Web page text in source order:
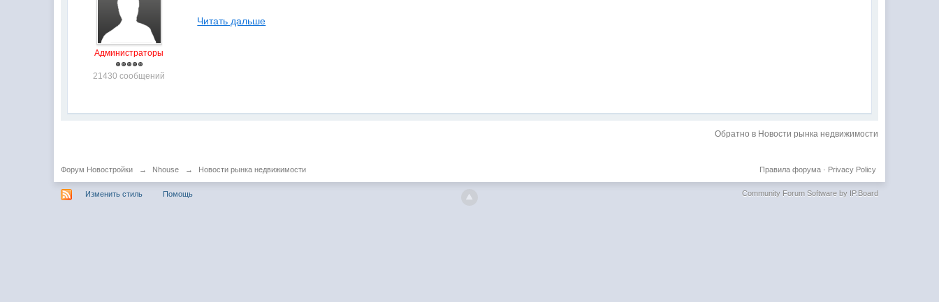
Администраторы
21430 сообщений
Читать дальше
Обратно в Новости рынка недвижимости
Форум Новостройки → Nhouse → Новости рынка недвижимости Privacy Policy
Правила форума·
Изменить стиль Помощь Community Forum Software by IP.Board